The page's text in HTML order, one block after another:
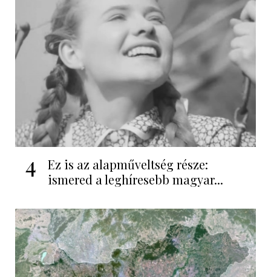
4
Ez is az alapműveltség része:
ismered a leghíresebb magyar...